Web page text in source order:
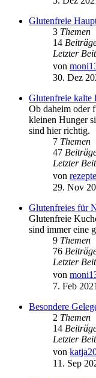
Glutenfreie
3 Themen
14
Letzter
von
30. Dez
Glutenfreie kalte
Ob daheim oder
kleinen Hunger
sind hier richtig.
7 Themen
47
Letzter
von
29. Nov
Glutenfreies für
Glutenfreie
sind immer eine
9 Themen
76
Letzter
von
7. Feb
Besondere
2 Themen
14
Letzter
von
11. Sep